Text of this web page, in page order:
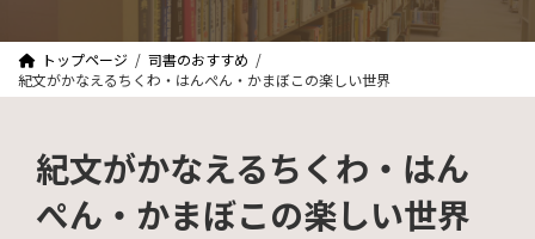
トップページ
司書のおすすめ
紀文がかなえるちくわ・はんぺん・かまぼこの楽しい世界
紀文がかなえるちくわ・はん
ぺん・かまぼこの楽しい世界